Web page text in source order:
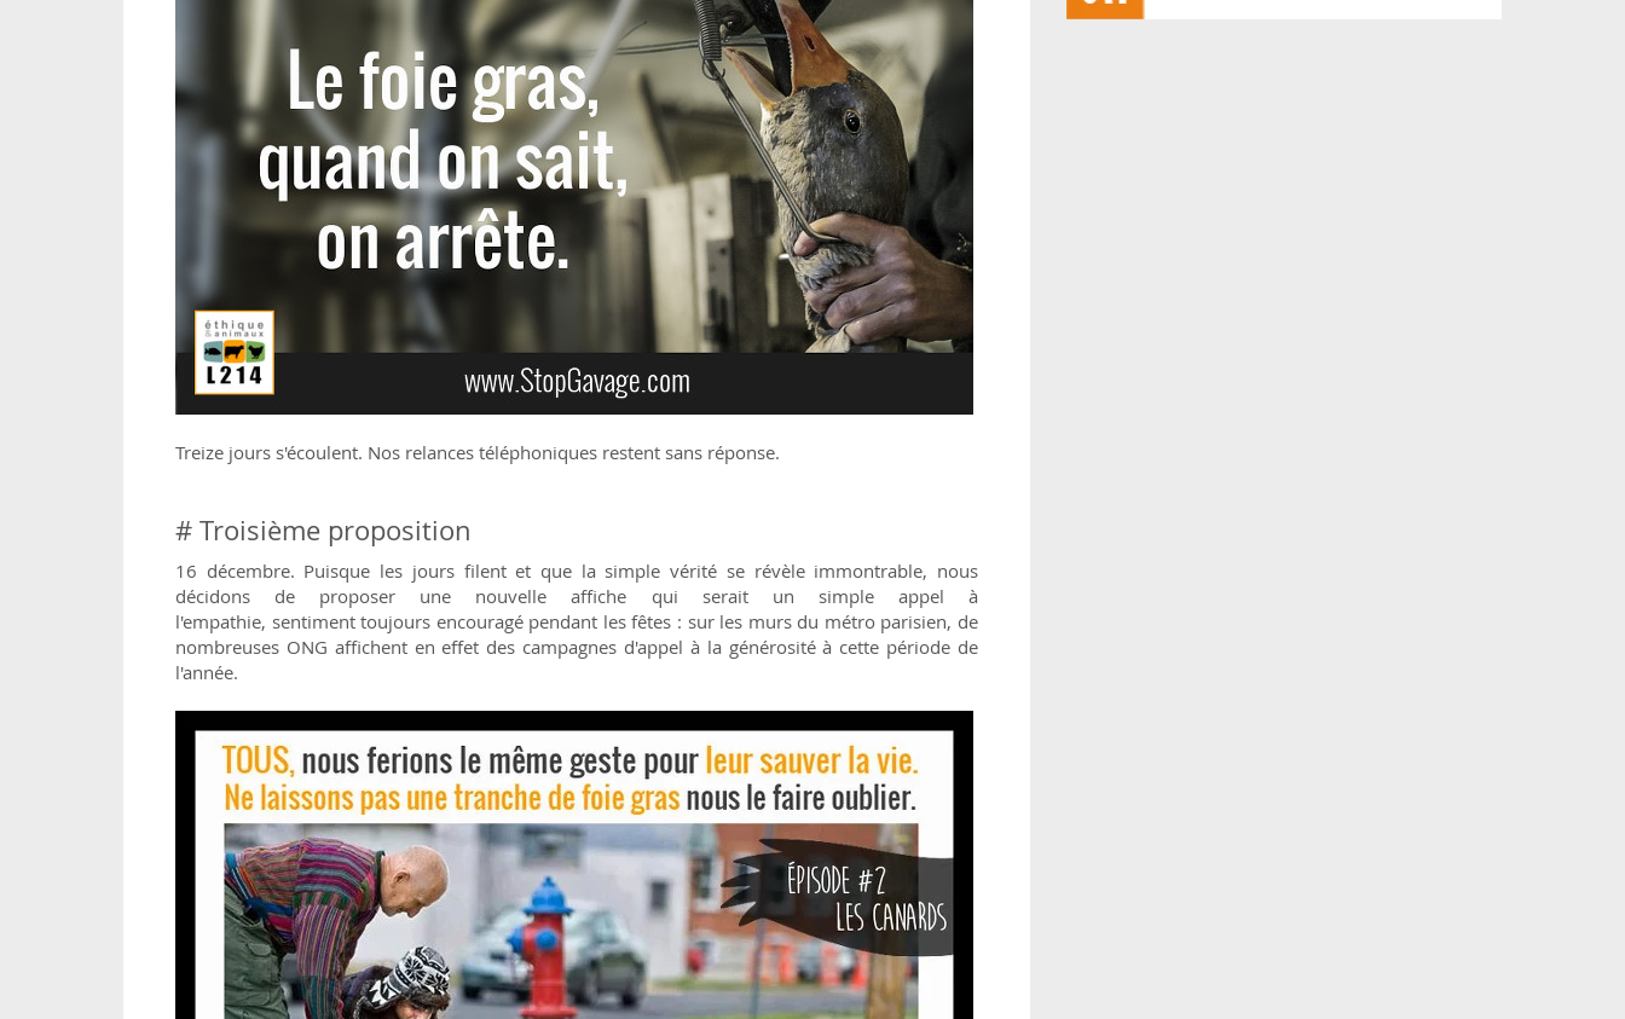
Treize jours s'écoulent. Nos relances téléphoniques restent sans réponse.
# Troisième proposition
16 décembre. Puisque les jours filent et que la simple vérité se révèle immontrable, nous
décidons de proposer une nouvelle affiche qui serait un simple appel à
l'empathie, sentiment toujours encouragé pendant les fêtes : sur les murs du métro parisien, de
nombreuses ONG affichent en effet des campagnes d'appel à la générosité à cette période de
l'année.